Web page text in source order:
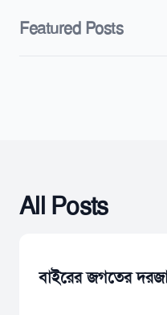
Featured Posts
All Posts
বাইরের জগতের